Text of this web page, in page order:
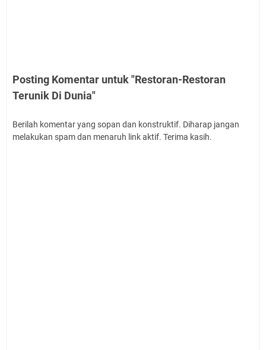
Posting Komentar untuk "Restoran-Restoran
Terunik Di Dunia"
Berilah komentar yang sopan dan konstruktif. Diharap jangan
melakukan spam dan menaruh link aktif. Terima kasih.